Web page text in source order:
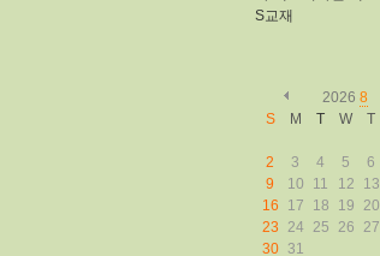
S교재
2026 8
S
M T W T
2
3 4 5 6
9
10 11 12 13
16
17 18 19 20
23
24 25 26 27
30
31